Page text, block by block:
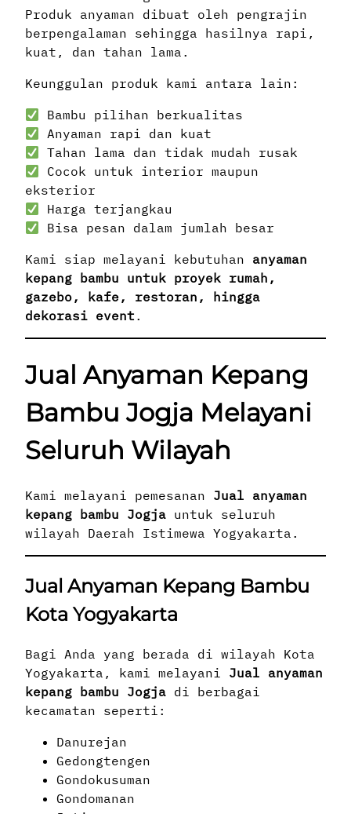
Produk anyaman dibuat oleh pengrajin
berpengalaman sehingga hasilnya rapi,
kuat, dan tahan lama.
Keunggulan produk kami antara lain:
Bambu pilihan berkualitas
Anyaman rapi dan kuat
Tahan lama dan tidak mudah rusak
Cocok untuk interior maupun
eksterior
Harga terjangkau
Bisa pesan dalam jumlah besar
Kami siap melayani kebutuhan anyaman
kepang bambu untuk proyek rumah,
gazebo, kafe, restoran, hingga
dekorasi event .
Jual Anyaman Kepang
Bambu Jogja Melayani
Seluruh Wilayah
Kami melayani pemesanan Jual anyaman
kepang bambu Jogja untuk seluruh
wilayah Daerah Istimewa Yogyakarta.
Jual Anyaman Kepang Bambu
Kota Yogyakarta
Bagi Anda yang berada di wilayah Kota
Yogyakarta, kami melayani Jual anyaman
kepang bambu Jogja di berbagai
kecamatan seperti:
Danurejan
Gedongtengen
Gondokusuman
Gondomanan